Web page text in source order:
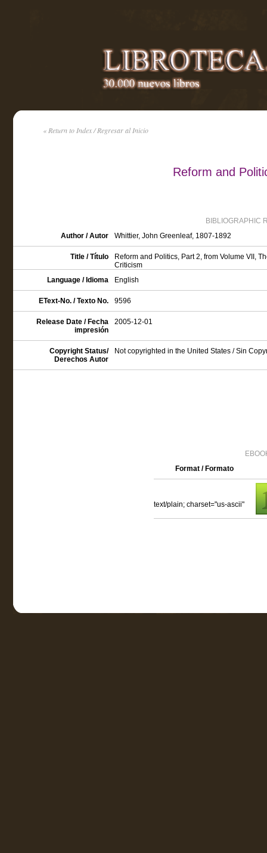
« Return to Index / Regresar al Inicio
Reform and
BIBLIOGRAPHIC
Author / Autor
Whittier, John Greenleaf, 1807-1892
Title / Título
Reform and Politics, Part 2, from Volume VII,
Criticism
Language / Idioma
English
EText-No. / Texto No. 9596
Release Date / Fecha
impresión
2005-12-01
Copyright Status/
Derechos Autor
Not copyrighted in the United States / Sin
Format / Formato
text/plain; charset="us-ascii"